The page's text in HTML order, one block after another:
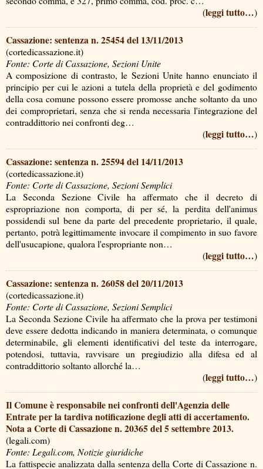
(leggi tutto…)
Cassazione: sentenza n. 25454 del 13/11/2013
(cortedicassazione.it)
Fonte: Corte di Cassazione, Sezioni Unite
A composizione di contrasto, le Sezioni Unite hanno enunciato il
principio per cui le azioni a tutela della proprietà e del godimento
della cosa comune possono essere promosse anche soltanto da uno
dei comproprietari, senza che si renda necessaria l'integrazione del
contraddittorio nei confronti deg…
(leggi tutto…)
Cassazione: sentenza n. 25594 del 14/11/2013
(cortedicassazione.it)
Fonte: Corte di Cassazione, Sezioni Semplici
La Seconda Sezione Civile ha affermato che il decreto di
espropriazione non comporta, di per sé, la perdita dell'animus
possidendi sul bene da parte del precedente proprietario, il quale,
pertanto, potrà legittimamente invocare il compimento in suo favore
dell'usucapione, qualora l'espropriante non…
(leggi tutto…)
Cassazione: sentenza n. 26058 del 20/11/2013
(cortedicassazione.it)
Fonte: Corte di Cassazione, Sezioni Semplici
La Seconda Sezione Civile ha affermato che la prova per testimoni
deve essere dedotta indicando in maniera determinata, o comunque
determinabile, gli elementi identificativi del teste da interrogare,
potendosi, tuttavia, ravvisare un pregiudizio alla difesa ed al
contraddittorio soltanto allorché la…
(leggi tutto…)
Il Comune è responsabile nei confronti dell'Agenzia delle
Entrate per la tardiva notificazione degli atti di accertamento.
Nota a Corte di Cassazione n. 20365 del 5 settembre 2013.
(legali.com)
Fonte: Legali.com, Notizie giuridiche
La fattispecie analizzata dalla sentenza della Corte di Cassazione n.